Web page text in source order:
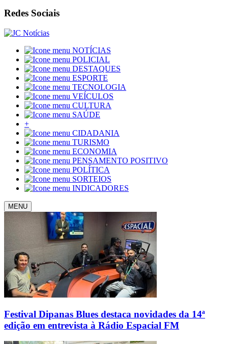
Redes Sociais
NOTÍCIAS
POLICIAL
DESTAQUES
ESPORTE
TECNOLOGIA
VEÍCULOS
CULTURA
SAÚDE
+
CIDADANIA
TURISMO
ECONOMIA
PENSAMENTO POSITIVO
POLÍTICA
SORTEIOS
INDICADORES
MENU
Festival Dipanas Blues destaca novidades da 14ª
edição em entrevista à Rádio Espacial FM